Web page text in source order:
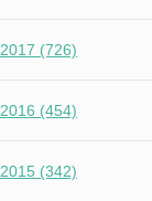
2017 (726)
2016 (454)
2015 (342)